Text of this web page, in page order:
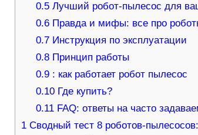
0.5 Лучший робот-пылесос для
0.6 Правда и мифы: все про
0.7 Инструкция по эксплуатации
0.8 Принцип работы
0.9 : как работает робот пылесос
0.10 Где купить?
0.11 FAQ: ответы на часто
1Сводный тест 8 роботов-